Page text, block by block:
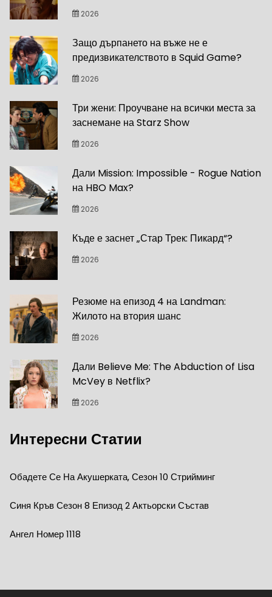
2026
Защо дърпането на въже не е
предизвикателството в Squid Game?
2026
Три жени: Проучване на всички места за
заснемане на Starz Show
2026
Дали Mission: Impossible - Rogue Nation
на HBO Max?
2026
Къде е заснет „Стар Трек: Пикард“?
2026
Резюме на епизод 4 на Landman:
Жилото на втория шанс
2026
Дали Believe Me: The Abduction of Lisa
McVey в Netflix?
2026
Интересни Статии
Обадете Се На Акушерката, Сезон 10 Стрийминг
Синя Кръв Сезон 8 Епизод 2 Актьорски Състав
Ангел Номер 1118